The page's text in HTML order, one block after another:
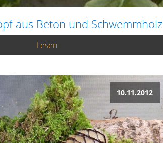
aus Beton und Schwemmholz
Lesen
10.11.2012